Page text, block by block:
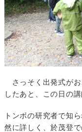
さっそく出発式がお
したあと、この日の
トンボの研究者で知
然に詳しく、於茂登